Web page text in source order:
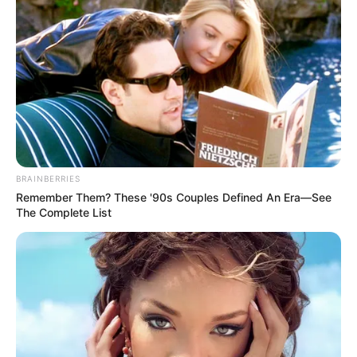
Mediante un comunicado, la concesionaria indicó:
"La Concesionaria San Rafael informa a las autoridades,
BRAINBERRIES
Remember Them? These '90s Couples Defined An Era—See
The Complete List